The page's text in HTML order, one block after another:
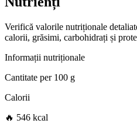
Verifică valorile nutriționale
calorii, grăsimi, carbohidrați și
Informații nutriționale
Cantitate per100 g
Calorii
🔥 546 kcal